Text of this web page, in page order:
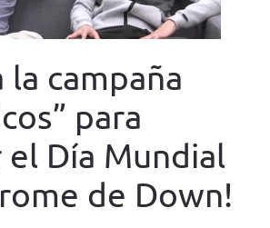
la campaña
para
Día Mundial
de Down!